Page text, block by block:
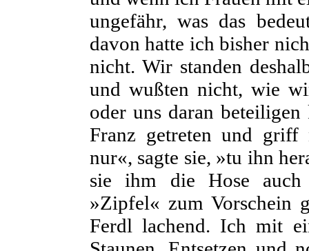
ungefähr, was das
davon hatte ich bisher
nicht. Wir standen
und wußten nicht, wie
oder uns daran
Franz getreten und griff
nur«, sagte sie, »tu ihn
sie ihm die Hose auch
»Zipfel« zum Vorschein
Ferdl lachend. Ich mit